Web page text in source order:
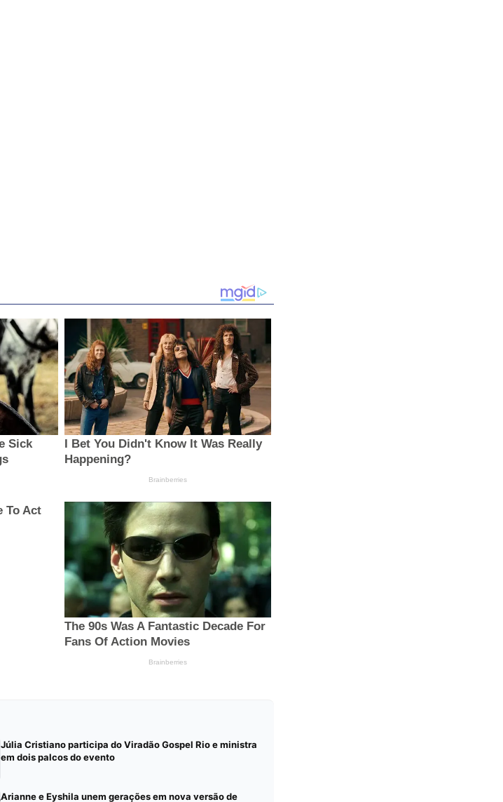
Júlia Cristiano participa do Viradão Gospel Rio e ministra
em dois palcos do evento
Arianne e Eyshila unem gerações em nova versão de